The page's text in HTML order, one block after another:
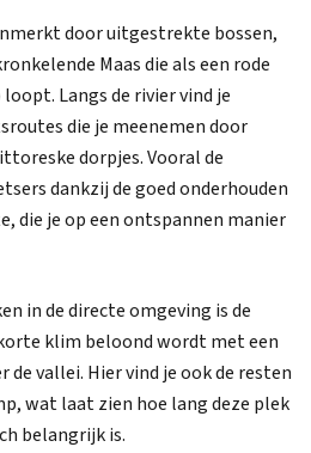
door uitgestrekte bossen,
Maas die als een rode
Langs de rivier vind je
die je meenemen door
dorpjes. Vooral de
dankzij de goed onderhouden
die je op een ontspannen manier
in de directe omgeving is de
klim beloond wordt met een
vallei. Hier vind je ook de resten
wat laat zien hoe lang deze plek
belangrijk is.